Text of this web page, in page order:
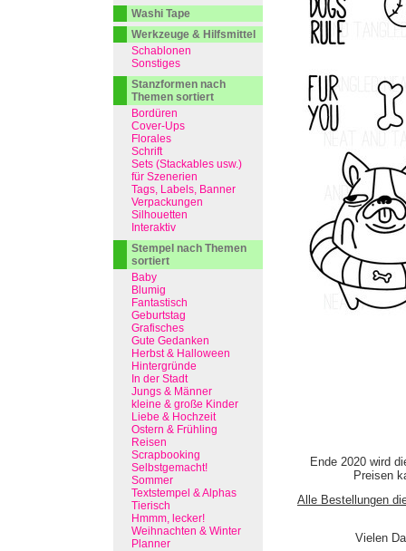
Ende 2020 wird
Preisen
Alle Bestellungen
Vielen
Washi Tape
Werkzeuge & Hilfsmittel
Schablonen
Sonstiges
Stanzformen nach
Themen sortiert
Bordüren
Cover-Ups
Florales
Schrift
Sets (Stackables usw.)
für Szenerien
Tags, Labels, Banner
Verpackungen
Silhouetten
Interaktiv
Stempel nach Themen
sortiert
Baby
Blumig
Fantastisch
Geburtstag
Grafisches
Gute Gedanken
Herbst & Halloween
Hintergründe
In der Stadt
Jungs & Männer
kleine & große Kinder
Liebe & Hochzeit
Ostern & Frühling
Reisen
Scrapbooking
Selbstgemacht!
Sommer
Textstempel & Alphas
Tierisch
Hmmm, lecker!
Weihnachten & Winter
Planner